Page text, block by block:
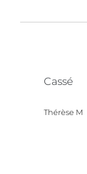
Cassé
Thérèse M